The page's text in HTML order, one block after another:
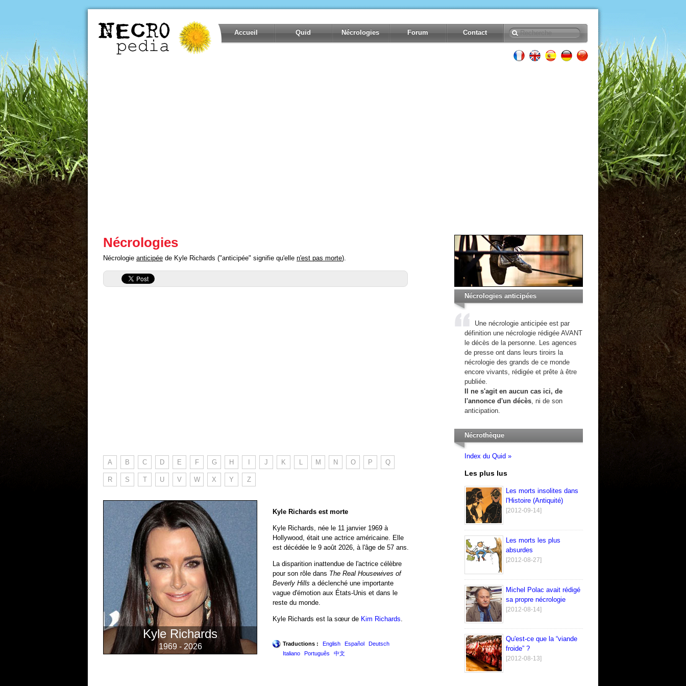
Accueil Quid Nécrologies Forum Contact
Nécrologies
Nécrologie anticipée de Kyle Richards ("anticipée" signifie qu'elle n'est pas morte).
A B C D E F G H J K L M N O P Q
R S T U V W X Y Z
Kyle Richards
1969 - 2026
Kyle Richards est morte
Kyle Richards, née le 11 janvier 1969 à
Hollywood, était une actrice américaine. Elle
est décédée le 9 août 2026, à l'âge de 57 ans.
La disparition inattendue de l'actrice célèbre
pour son rôle dans The Real Housewives of
Beverly Hills a déclenché une importante
vague d'émotion aux États-Unis et dans le
reste du monde.
Kyle Richards est la sœur de Kim Richards
Traductions : English Español
Deutsch
Italiano
Português 中文
Nécrologies anticipées
Une nécrologie anticipée est par
définition une nécrologie rédigée AVANT
le décès de la personne. Les agences
de presse ont dans leurs tiroirs la
nécrologie des grands de ce monde
encore vivants, rédigée et prête à être
publiée.
Il ne s'agit en aucun cas ici, de
l'annonce d'un décès, ni de son
anticipation.
Nécrothèque
Index du Quid »
Les plus lus
Les morts insolites dans
l'Histoire (Antiquité)
[2012-09-14]
Les morts les plus
absurdes
[2012-08-27]
Michel Polac avait rédigé
sa propre nécrologie
[2012-08-14]
Qu'est-ce que la “viande
froide” ?
[2012-08-13]